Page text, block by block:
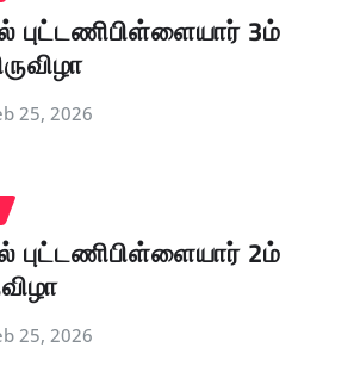
புட்டணிபிள்ளையார் 3ம்
25, 2026
புட்டணிபிள்ளையார் 2ம்
25, 2026